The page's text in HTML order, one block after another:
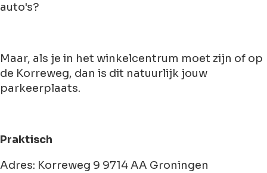
auto's?
Maar, als je in het winkelcentrum moet zijn of op
de Korreweg, dan is dit natuurlijk jouw
parkeerplaats.
Praktisch
Adres: Korreweg 9 9714 AA Groningen